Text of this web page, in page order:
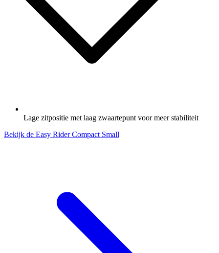
Lage zitpositie met laag zwaartepunt voor meer stabiliteit
Bekijk de Easy Rider Compact Small